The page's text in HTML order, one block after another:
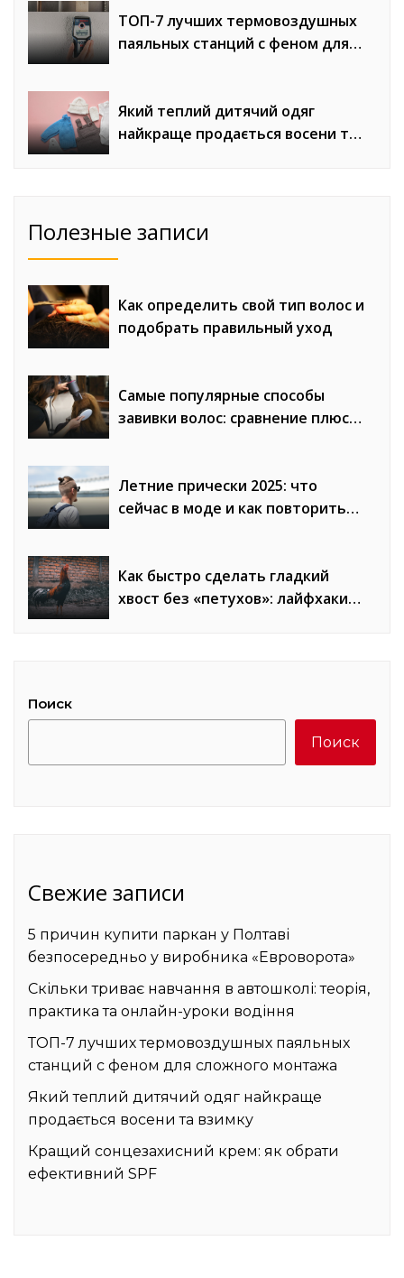
ТОП-7 лучших термовоздушных
паяльных станций с феном для
Який теплий дитячий одяг
найкраще продається восени та
Полезные записи
Как определить свой тип волос и
подобрать правильный уход
Самые популярные способы
завивки волос: сравнение плюсов
Летние прически 2025: что
сейчас в моде и как повторить
Как быстро сделать гладкий
хвост без «петухов»: лайфхаки
Поиск
Поиск
Свежие записи
5 причин купити паркан у Полтаві
безпосередньо у виробника «Евроворота»
Скільки триває навчання в автошколі: теорія,
практика та онлайн-уроки водіння
ТОП-7 лучших термовоздушных паяльных
станций с феном для сложного монтажа
Який теплий дитячий одяг найкраще
продається восени та взимку
Кращий сонцезахисний крем: як обрати
ефективний SPF